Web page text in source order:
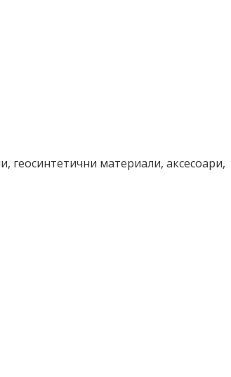
геосинтетични материали, аксесоари,